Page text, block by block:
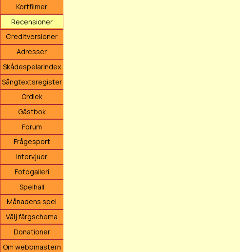
Kortfilmer
Recensioner
Creditversioner
Adresser
Skådespelarindex
Sångtextsregister
Ordlek
Gästbok
Forum
Frågesport
Intervjuer
Fotogalleri
Spelhall
Månadens spel
Välj färgschema
Donationer
Om webbmastern